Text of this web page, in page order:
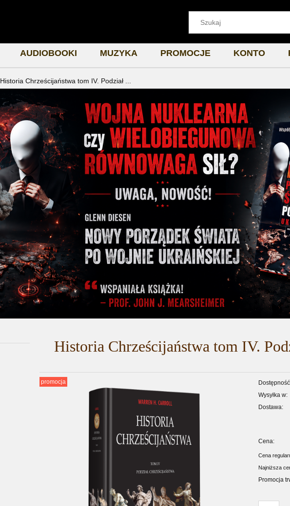
AUDIOBOOKI MUZYKA PROMOCJE KONTO
Historia Chrześcijaństwa tom IV. Podział ...
Historia Chrześcijaństwa tom IV.
promocja
Wysyłka w:
Dostawa:
Cena:
Cena
Najniższa
Promocja